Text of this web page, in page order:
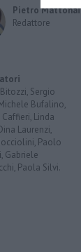
Pietro Mattonai
Redattore
Sergio
Bufalino,
Linda
Laurenzi,
Paolo
Gabriele
Paola Silvi.